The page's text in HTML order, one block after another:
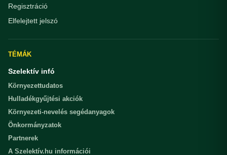
Regisztráció
Elfelejtett jelszó
TÉMÁK
Szelektív infó
Környezettudatos
Hulladékgyűjtési akciók
Környezeti-nevelés segédanyagok
Önkormányzatok
Partnerek
A Szelektív.hu információi